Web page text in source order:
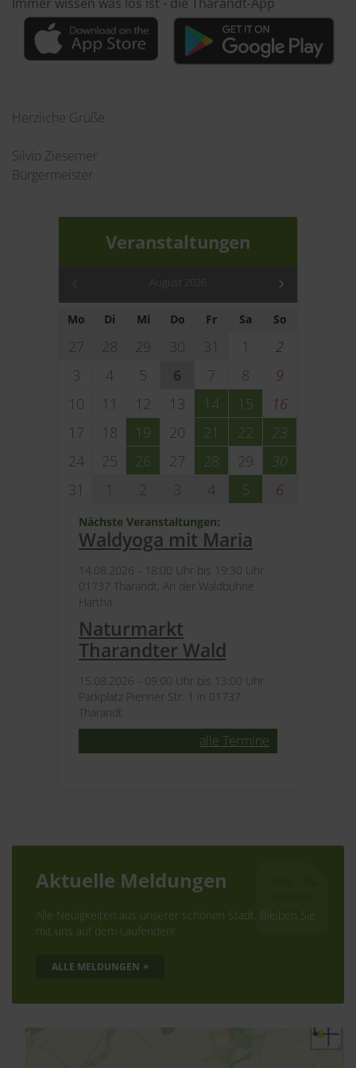
Herzliche Grüße
Silvio Ziesemer
Bürgermeister
Veranstaltungen
August 2026
Mo Di Mi Do Fr Sa So
27 28 29 30 31 1
2
3
4 5 6 7 8
9
10
11 12 13 14 15
16
17
18 19 20 21 22
23
24
25 26 27 28 29
30
31
1 2 3 4 5 6
Nächste Veranstaltungen:
Waldyoga mit Maria
14.​08.​2026 - 18:00 Uhr bis 19:30 Uhr
01737 Tharandt, An der Waldbühne
Hartha
Naturmarkt
Tharandter Wald
15.​08.​2026 - 09:00 Uhr bis 13:00 Uhr
Parkplatz Pienner Str. 1 in 01737
Tharandt
Aktuelle Meldungen
Alle Neuigkeiten aus unserer schönen Stadt. Bleiben Sie
mit uns auf dem Laufenden!
ALLE MELDUNGEN